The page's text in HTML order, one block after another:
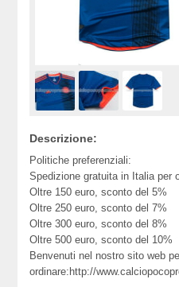
Descrizione:
Politiche preferenziali:
Spedizione gratuita in Italia per
Oltre 150 euro, sconto del 5%
Oltre 250 euro, sconto del 7%
Oltre 300 euro, sconto del 8%
Oltre 500 euro, sconto del 10%
Benvenuti nel nostro sito web
ordinare:http://